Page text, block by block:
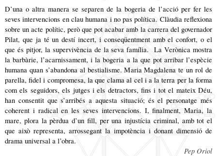
D’una o altra manera se separen de la bogeria de l’acció per fer les
seves intervencions en clau humana i no pas política. Clàudia reflexiona
sobre un acte polític, però que pot acabar amb la carrera del governador
Pilat, que ja té un destí incert, i conseqüentment amb el confort, o el
que és pitjor, la supervivència de la seva família. La Verònica mostra
la barbàrie, l’acarnissament, i la bogeria a la que pot arribar l’espècie
humana quan s’abandona al bestialisme. Maria Magdalena te un rol de
parella, fidel i compromesa, la que clama al cel i a la terra per la forma
com els seguidors, els jutges i els detractors, fins i tot el mateix Déu,
han consentit que s’arribés a aquesta situació; és el personatge més
coherent i radical en les seves intervencions. I, finalment, Maria, la
mare, plora la pèrdua d’un fill, per una injustícia criminal, amb tot el
que això representa, arrossegant la impotència i donant dimensió de
drama universal a l’obra.
Pep Oriol